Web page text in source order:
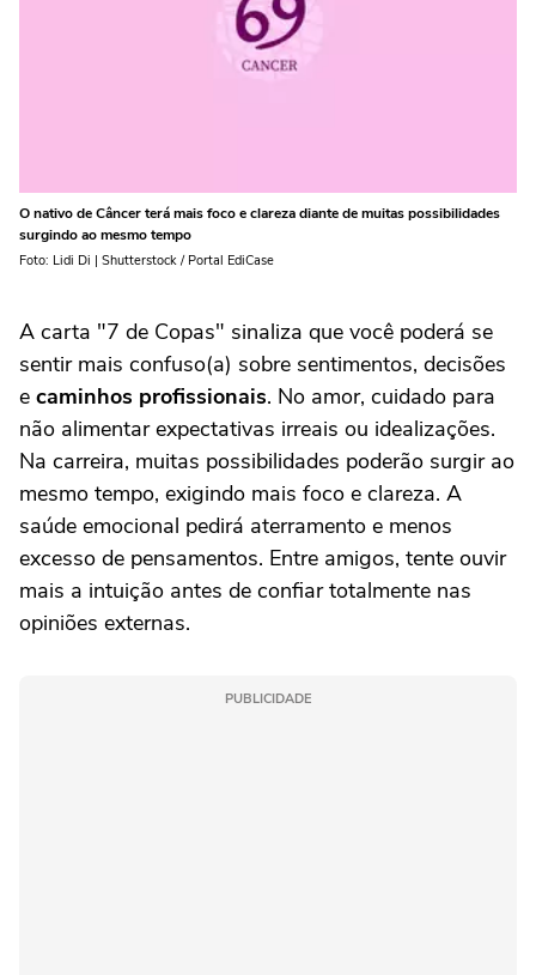
O nativo de Câncer terá mais foco e clareza diante de muitas possibilidades
surgindo ao mesmo tempo
Foto: Lidi Di | Shutterstock / Portal EdiCase
A carta "7 de Copas" sinaliza que você poderá se
sentir mais confuso(a) sobre sentimentos, decisões
e caminhos profissionais. No amor, cuidado para
não alimentar expectativas irreais ou idealizações.
Na carreira, muitas possibilidades poderão surgir ao
mesmo tempo, exigindo mais foco e clareza. A
saúde emocional pedirá aterramento e menos
excesso de pensamentos. Entre amigos, tente ouvir
mais a intuição antes de confiar totalmente nas
opiniões externas.
PUBLICIDADE